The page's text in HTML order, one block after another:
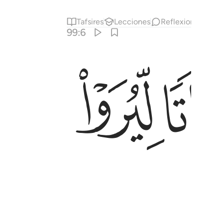
Tafsires Lecciones Reflexiones.
99:6
ﲐ